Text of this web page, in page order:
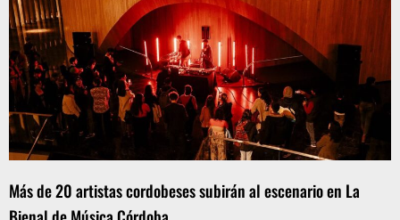
Más de 20 artistas cordobeses subirán al escenario en La